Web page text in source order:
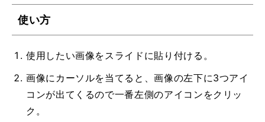
使い方
使用したい画像をスライドに貼り付ける。
画像にカーソルを当てると、画像の左下に3つアイ
コンが出てくるので一番左側のアイコンをクリッ
ク。